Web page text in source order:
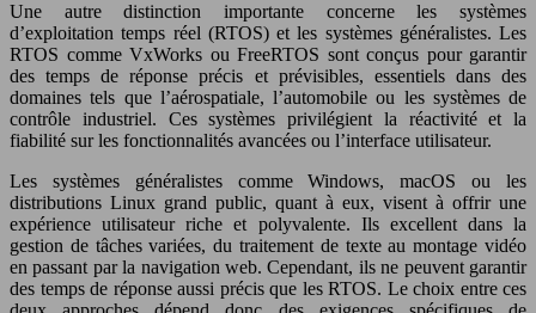
Une autre distinction importante concerne les systèmes
d’exploitation temps réel (RTOS) et les systèmes généralistes. Les
RTOS comme VxWorks ou FreeRTOS sont conçus pour garantir
des temps de réponse précis et prévisibles, essentiels dans des
domaines tels que l’aérospatiale, l’automobile ou les systèmes de
contrôle industriel. Ces systèmes privilégient la réactivité et la
fiabilité sur les fonctionnalités avancées ou l’interface utilisateur.
Les systèmes généralistes comme Windows, macOS ou les
distributions Linux grand public, quant à eux, visent à offrir une
expérience utilisateur riche et polyvalente. Ils excellent dans la
gestion de tâches variées, du traitement de texte au montage vidéo
en passant par la navigation web. Cependant, ils ne peuvent garantir
des temps de réponse aussi précis que les RTOS. Le choix entre ces